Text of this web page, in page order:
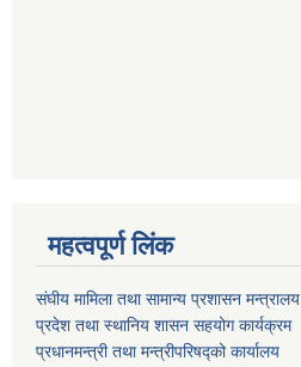
महत्वपूर्ण लिंक
संघीय मामिला तथा सामान्य प्रशासन मन्त्रालय
प्रदेश तथा स्थानिय शासन सहयोग कार्यक्रम
प्रधानमन्त्री तथा मन्त्रीपरिषद्को कार्यालय